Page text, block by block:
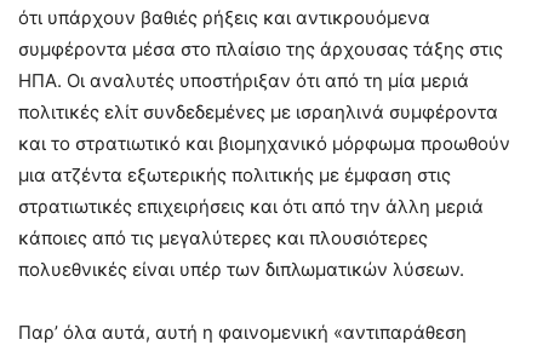
ότι υπάρχουν βαθιές ρήξεις και αντικρουόμενα
συμφέροντα μέσα στο πλαίσιο της άρχουσας τάξης στις
ΗΠΑ. Οι αναλυτές υποστήριξαν ότι από τη μία μεριά
πολιτικές ελίτ συνδεδεμένες με ισραηλινά συμφέροντα
και το στρατιωτικό και βιομηχανικό μόρφωμα προωθούν
μια ατζέντα εξωτερικής πολιτικής με έμφαση στις
στρατιωτικές επιχειρήσεις και ότι από την άλλη μεριά
κάποιες από τις μεγαλύτερες και πλουσιότερες
πολυεθνικές είναι υπέρ των διπλωματικών λύσεων.
Παρ’ όλα αυτά, αυτή η φαινομενική «αντιπαράθεση